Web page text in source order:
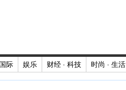
际 娱乐 财经 · 科技 时尚 · 生活